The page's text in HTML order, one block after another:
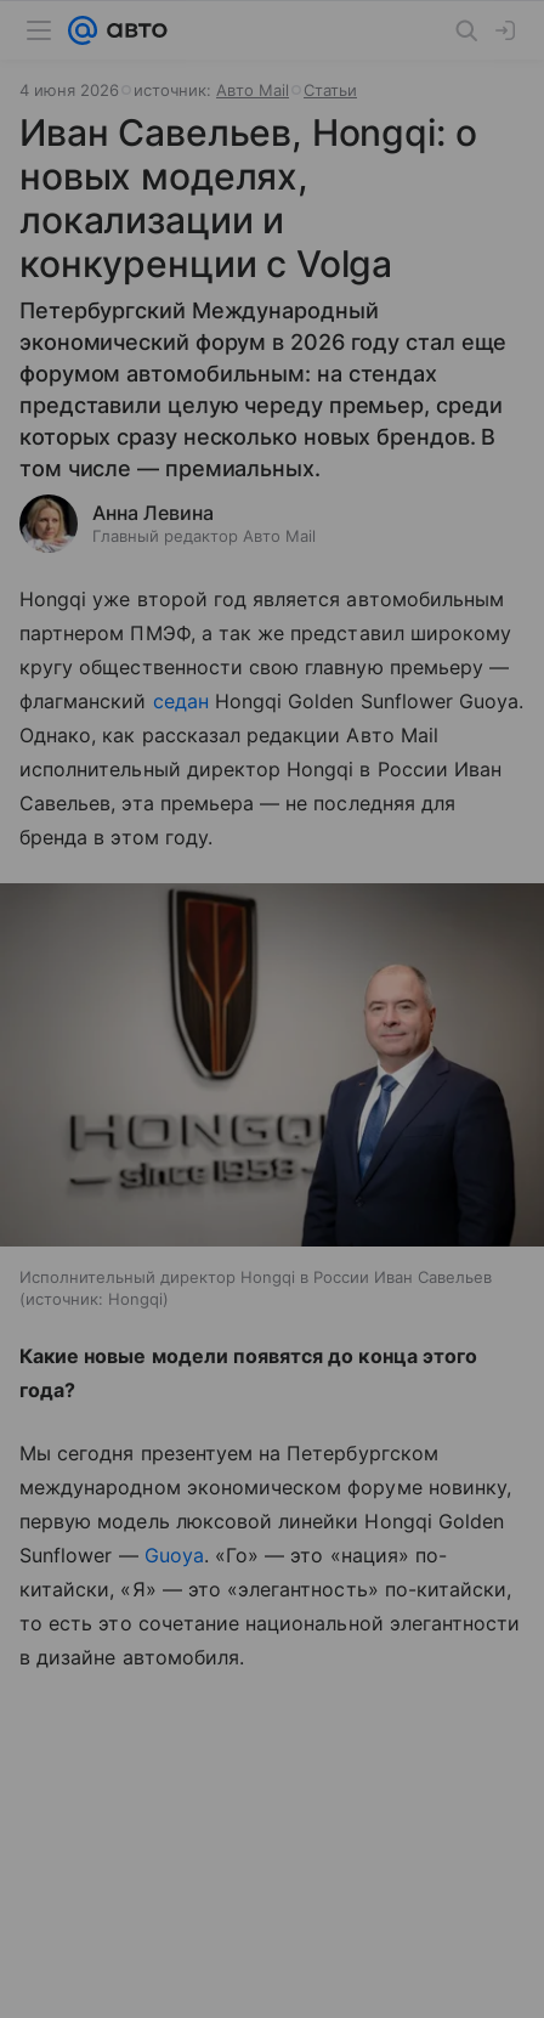
4 июня 2026 источник: Авто Mail Статьи
Иван Савельев, Hongqi: о
новых моделях,
локализации и
конкуренции с Volga
Петербургский Международный
экономический форум в 2026 году стал еще
форумом автомобильным: на стендах
представили целую череду премьер, среди
которых сразу несколько новых брендов. В
том числе — премиальных.
Анна Левина
Главный редактор Авто Mail
Hongqi уже второй год является автомобильным
партнером ПМЭФ, а так же представил широкому
кругу общественности свою главную премьеру —
флагманский седан Hongqi Golden Sunflower Guoya.
Однако, как рассказал редакции Авто Mail
исполнительный директор Hongqi в России Иван
Савельев, эта премьера — не последняя для
бренда в этом году.
Исполнительный директор Hongqi в России Иван Савельев
источник: Hongqi
Какие новые модели появятся до конца этого
года?
Мы сегодня презентуем на Петербургском
международном экономическом форуме новинку,
первую модель люксовой линейки Hongqi Golden
Sunflower — Guoya. «Го» — это «нация» по-
китайски, «Я» — это «элегантность» по-китайски,
то есть это сочетание национальной элегантности
в дизайне автомобиля.